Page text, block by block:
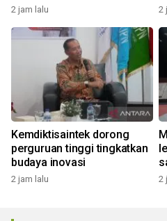
2 jam lalu 2
Kemdiktisaintek dorong
perguruan tinggi tingkatkan
budaya inovasi
2 jam lalu 2